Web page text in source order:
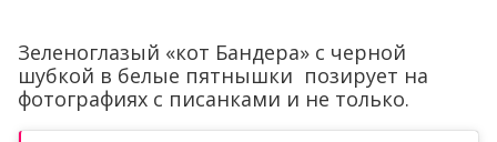
Зеленоглазый «кот Бандера» с черной
шубкой в белые пятнышки позирует на
фотографиях с писанками и не только.